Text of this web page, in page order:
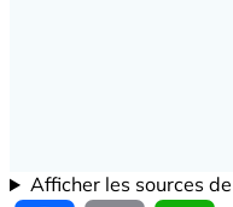
Afficher les sources